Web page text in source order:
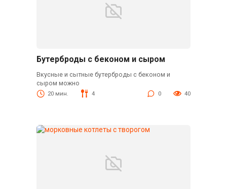
Бутерброды с беконом и сыром
Вкусные и сытные бутерброды с беконом и
сыром можно
20 мин. 4 0 40